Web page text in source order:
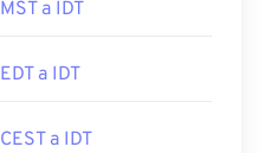
MST a IDT
EDT a IDT
CEST a IDT